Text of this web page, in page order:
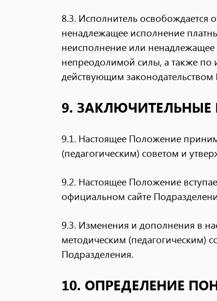
8.3. Исполнитель освобождается
ненадлежащее исполнение
неисполнение или
непреодолимой силы, а также
действующим
9.
9.1. Настоящее Положение
(педагогическим) советом и
9.2. Настоящее Положение
официальном сайте
9.3. Изменения и дополнения в
методическим (педагогическим)
Подразделения.
10. ОПРЕДЕЛЕНИЕ